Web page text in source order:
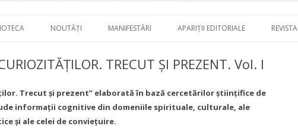
NOUTĂȚI MANIFESTĂRI APARIȚII EDITORIALE REVISTA
TRECUT ȘI PREZENT. Vol. I
Trecut și prezent” elaborată în bază cercetărilor științifice de
informații cognitive din domeniile spirituale, culturale, ale
și ale celei de conviețuire.